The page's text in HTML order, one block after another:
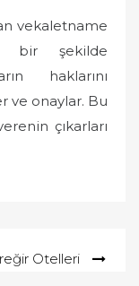
vekaletname
bir şekilde
haklarını
ve onaylar. Bu
çıkarları
Otelleri